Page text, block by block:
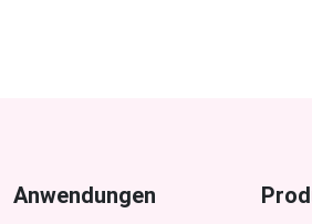
Anwendungen